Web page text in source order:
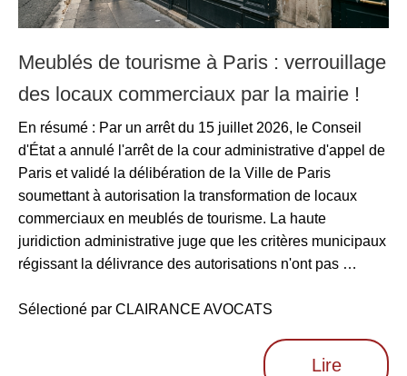
Meublés de tourisme à Paris : verrouillage
des locaux commerciaux par la mairie !
En résumé : Par un arrêt du 15 juillet 2026, le Conseil
d'État a annulé l'arrêt de la cour administrative d'appel de
Paris et validé la délibération de la Ville de Paris
soumettant à autorisation la transformation de locaux
commerciaux en meublés de tourisme. La haute
juridiction administrative juge que les critères municipaux
régissant la délivrance des autorisations n'ont pas …
Sélectioné par CLAIRANCE AVOCATS
Lire